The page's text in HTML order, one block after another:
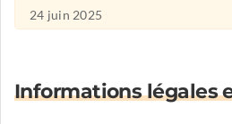
24 juin 2025
Informations légales